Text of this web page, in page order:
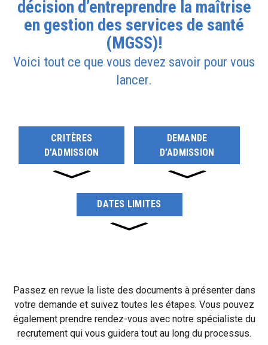
décision d’entreprendre la maîtrise
en gestion des services de santé
(MGSS)!
Voici tout ce que vous devez savoir pour vous
lancer.
CRITÈRES
D’ADMISSION
DEMANDE
D’ADMISSION
DATES LIMITES
Passez en revue la liste des documents à présenter dans
votre demande et suivez toutes les étapes. Vous pouvez
également prendre rendez-vous avec notre spécialiste du
recrutement qui vous guidera tout au long du processus.